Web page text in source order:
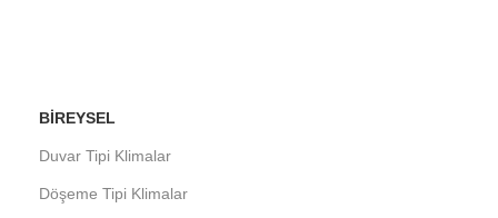
BIREYSEL
Duvar Tipi Klimalar
Döşeme Tipi Klimalar